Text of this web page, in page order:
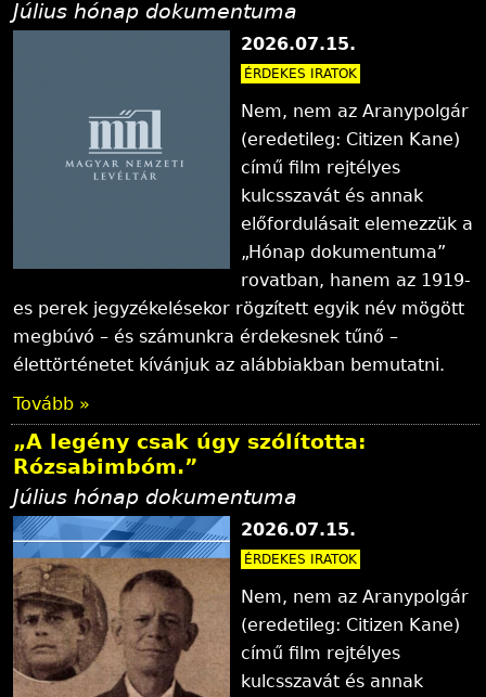
Július hónap dokumentuma
2026.07.15.
ÉRDEKES IRATOK
Nem, nem az Aranypolgár
(eredetileg: Citizen Kane)
című film rejtélyes
kulcsszavát és annak
előfordulásait elemezzük a
„Hónap dokumentuma”
rovatban, hanem az 1919-
es perek jegyzékelésekor rögzített egyik név mögött
megbúvó – és számunkra érdekesnek tűnő –
élettörténetet kívánjuk az alábbiakban bemutatni.
Tovább »
„A legény csak úgy szólította:
Rózsabimbóm.”
Július hónap dokumentuma
2026.07.15.
ÉRDEKES IRATOK
Nem, nem az Aranypolgár
(eredetileg: Citizen Kane)
című film rejtélyes
kulcsszavát és annak